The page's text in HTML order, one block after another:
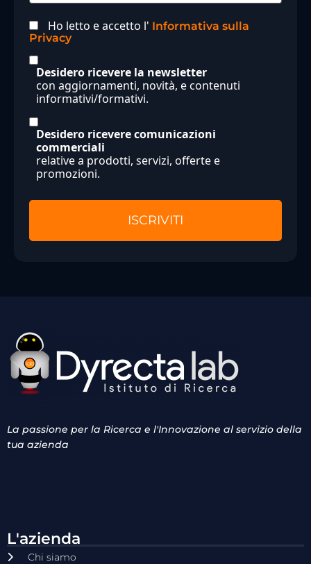
Ho letto e accetto l' Informativa sulla
Privacy
Desidero ricevere la newsletter
con aggiornamenti, novità, e contenuti
informativi/formativi.
Desidero ricevere comunicazioni
commerciali
relative a prodotti, servizi, offerte e
promozioni.
La passione per la Ricerca e l'Innovazione al servizio della
tua azienda
L'azienda
Chi siamo